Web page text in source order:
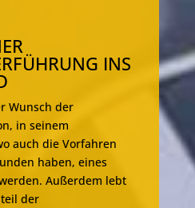
INS
Wunsch der
in seinem
auch die Vorfahren
haben, eines
Außerdem lebt
der